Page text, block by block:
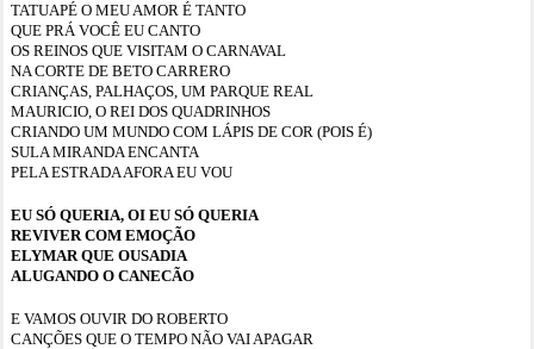
TATUAPÉ O MEU AMOR É TANTO
QUE PRÁ VOCÊ EU CANTO
OS REINOS QUE VISITAM O CARNAVAL
NA CORTE DE BETO CARRERO
CRIANÇAS, PALHAÇOS, UM PARQUE REAL
MAURICIO, O REI DOS QUADRINHOS
CRIANDO UM MUNDO COM LÁPIS DE COR (POIS É)
SULA MIRANDA ENCANTA
PELA ESTRADA AFORA EU VOU
EU SÓ QUERIA, OI EU SÓ QUERIA
REVIVER COM EMOÇÃO
ELYMAR QUE OUSADIA
ALUGANDO O CANECÃO
E VAMOS OUVIR DO ROBERTO
CANÇÕES QUE O TEMPO NÃO VAI APAGAR